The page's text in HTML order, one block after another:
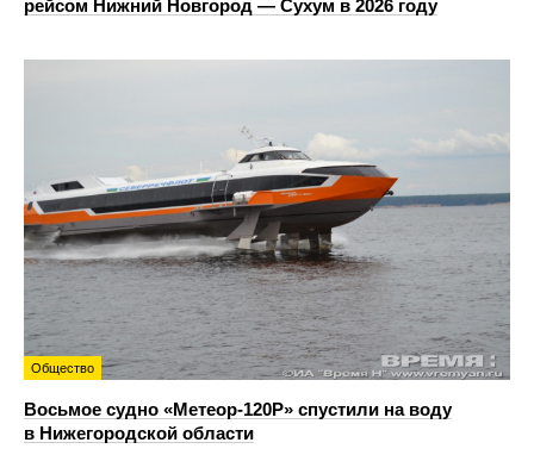
рейсом Нижний Новгород — Сухум в 2026 году
Общество
Восьмое судно «Метеор-120Р» спустили на воду
в Нижегородской области